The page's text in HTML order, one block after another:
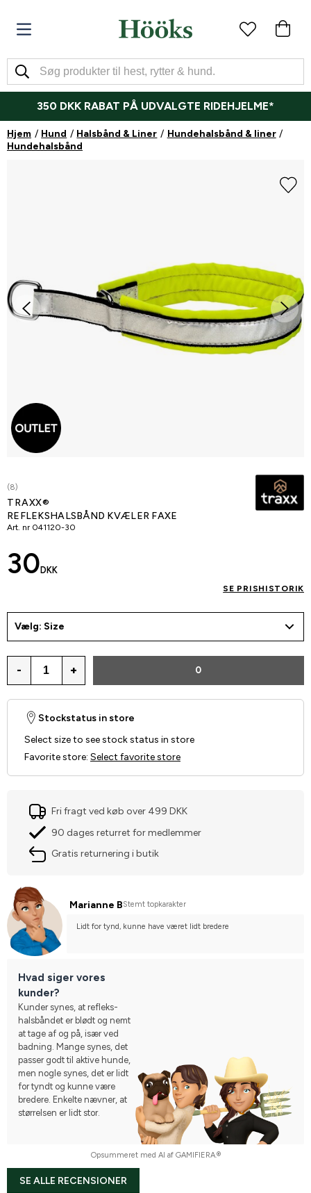
350 DKK RABAT PÅ UDVALGTE RIDEHJELME*
Hjem Hund Halsbånd & Liner
Hundehalsbånd & liner
Hundehalsbånd
(8)
TRAXX®
REFLEKSHALSBÅND KVÆLER FAXE
Art. nr 041120-30
30 DKK
SE PRISHISTORIK
Vælg: Size
- + 0
Stockstatus in store
Select size to see stock status in store
Favorite store: Select favorite store
Fri fragt ved køb over 499 DKK
90 dages returret for medlemmer
Gratis returnering i butik
Marianne BStemt topkarakter
Lidt for tynd, kunne have været lidt bredere
Hvad siger vores
kunder?
Kunder synes, at refleks-
halsbåndet er blødt og nemt
at tage af og på, især ved
badning. Mange synes, det
passer godt til aktive hunde,
men nogle synes, det er lidt
for tyndt og kunne være
bredere. Enkelte nævner, at
størrelsen er lidt stor.
Opsummeret med AI af GAMIFIERA.®
SE ALLE RECENSIONER